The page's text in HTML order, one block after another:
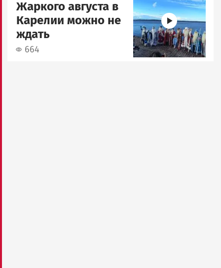
Жаркого августа в
Карелии можно не
ждать
664